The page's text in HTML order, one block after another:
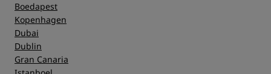
Boedapest
Kopenhagen
Dubai
Dublin
Gran Canaria